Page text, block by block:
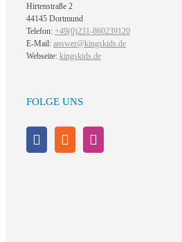
Hirtenstraße 2
44145 Dortmund
Telefon: +49(0)231-860239120
E-Mail: answer@kingskids.de
Webseite: kingskids.de
FOLGE UNS